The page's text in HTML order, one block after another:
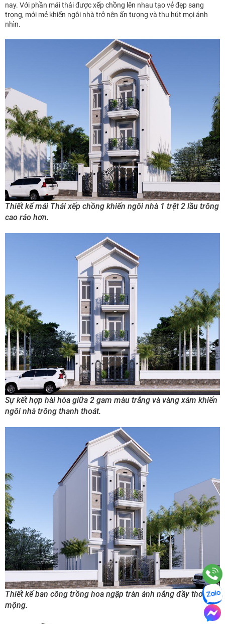
nay. Với phần mái thái được xếp chồng lên nhau tạo vẻ đẹp sang
trọng, mới mẻ khiến ngôi nhà trở nên ấn tượng và thu hút mọi ánh
nhìn.
Thiết kế mái Thái xếp chồng khiến ngôi nhà 1 trệt 2 lầu trông
cao ráo hơn.
Sự kết hợp hài hòa giữa 2 gam màu trắng và vàng xám khiến
ngôi nhà trông thanh thoát.
Thiết kế ban công trồng hoa ngập tràn ánh nắng đầy thơ
mộng.